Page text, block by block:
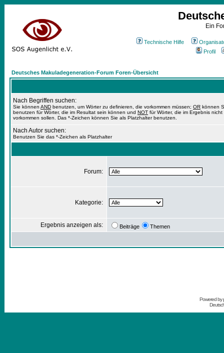
Ein
Technische Hilfe
Profil
Deutsches Makuladegeneration-Forum Foren-Übersicht
Nach Begriffen suchen:
Sie können AND benutzen, um Wörter zu definieren, die vorkommen müssen; OR können
benutzen für Wörter, die im Resultat sein können und NOT für Wörter, die im Ergebnis nicht
vorkommen sollen. Das *-Zeichen können Sie als Platzhalter benutzen.
Nach Autor suchen:
Benutzen Sie das *-Zeichen als Platzhalter
Forum:
Kategorie:
Ergebnis anzeigen als: Beiträge Themen
Powered by